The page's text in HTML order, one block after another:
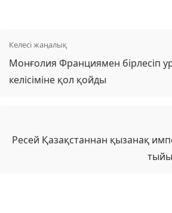
Келесі жаңалық
Монғолия Франциямен бірлесіп
келісіміне қол қойды
Ресей Қазақстаннан қызанақ